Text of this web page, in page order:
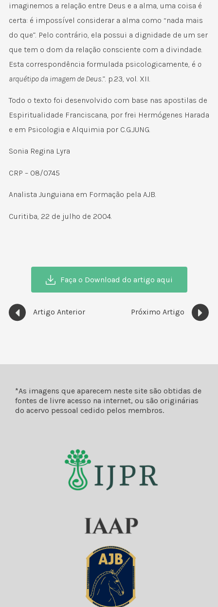
imaginemos a relação entre Deus e a alma, uma coisa é
certa: é impossível considerar a alma como “nada mais
do que”. Pelo contrário, ela possui a dignidade de um ser
que tem o dom da relação consciente com a divindade.
Esta correspondência formulada psicologicamente, é o
arquétipo da imagem de Deus.”. p.23, vol. XII.
Todo o texto foi desenvolvido com base nas apostilas de
Espiritualidade Franciscana, por frei Hermógenes Harada
e em Psicologia e Alquimia por C.G.JUNG.
Sonia Regina Lyra
CRP – 08/0745
Analista Junguiana em Formação pela AJB.
Curitiba, 22 de julho de 2004.
Faça o Download do artigo aqui
Artigo Anterior Próximo Artigo
*As imagens que aparecem neste site são obtidas de
fontes de livre acesso na internet, ou são originárias
do acervo pessoal cedido pelos membros.